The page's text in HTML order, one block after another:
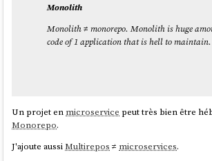
Monolith
Monolith ≠ monorepo. Monolith is huge
code of 1 application that is hell to maintain.
Un projet en microservice peut très bien être
Monorepo.
J'ajoute aussiMultirepos ≠ microservices.